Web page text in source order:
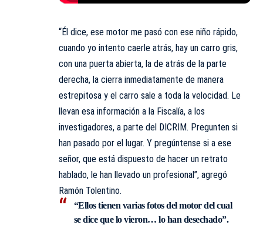
“Él dice, ese motor me pasó con ese niño rápido,
cuando yo intento caerle atrás, hay un carro gris,
con una puerta abierta, la de atrás de la parte
derecha, la cierra inmediatamente de manera
estrepitosa y el carro sale a toda la velocidad. Le
llevan esa información a la Fiscalía, a los
investigadores, a parte del DICRIM. Pregunten si
han pasado por el lugar. Y pregúntense si a ese
señor, que está dispuesto de hacer un retrato
hablado, le han llevado un profesional”, agregó
Ramón Tolentino.
“Ellos tienen varias fotos del motor del cual
se dice que lo vieron… lo han desechado”.